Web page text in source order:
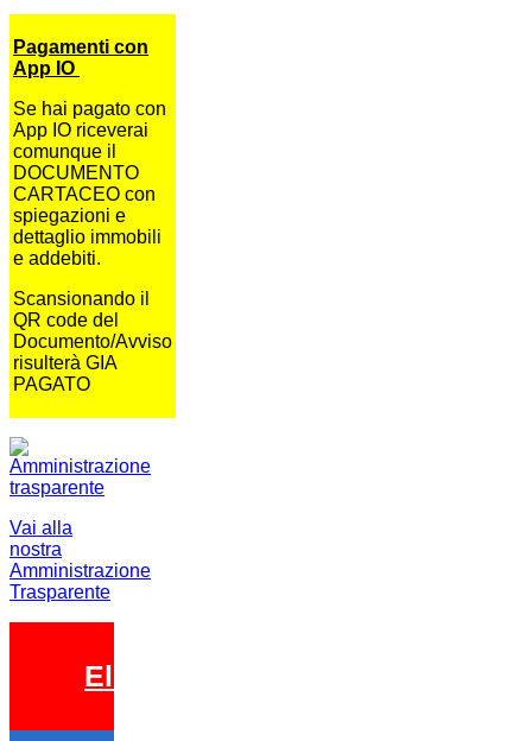
Pagamenti con
App IO
Se hai pagato con
App IO riceverai
comunque il
DOCUMENTO
CARTACEO con
spiegazioni e
dettaglio immobili
e addebiti.
Scansionando il
QR code del
Documento/Avviso
risulterà GIA
PAGATO
Vai alla
nostra
Amministrazione
Trasparente
Elezioni 2026